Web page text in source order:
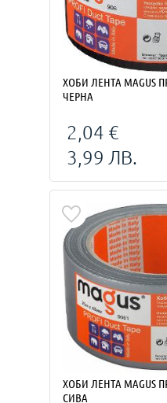
ХОБИ ЛЕНТА MAGUS ПРОФИ 10М/48ММ -
ЧЕРНА
2,04 €
3,99 ЛВ.
ХОБИ ЛЕНТА MAGUS ПРОФИ 25М/48ММ -
СИВА